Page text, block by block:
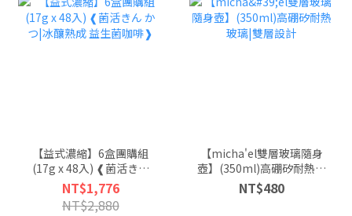
【益式濃縮】6盒團購組
(17g x 48入) ❰菌活きん
かつ|冰釀熟成 益生菌咖
啡❱
NT$1,776
NT$2,880
【micha'el雙層玻璃隨身
壺】(350ml)高硼矽耐熱玻
璃|雙層設計
NT$480